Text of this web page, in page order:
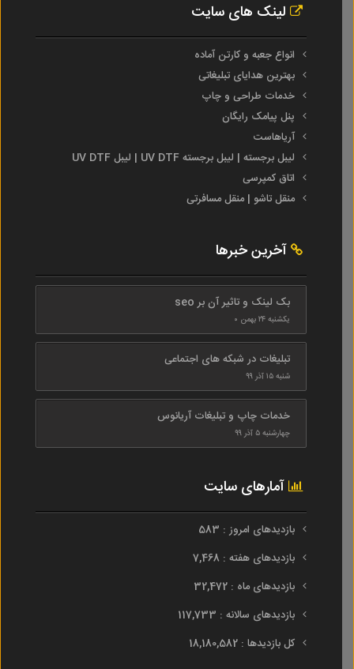
لینک های سایت
انواع جعبه و کارتن آماده
بهترین هدایای تبلیغاتی
خدمات طراحی و چاپ
پنل پیامک رایگان
آریاهاست
لیبل برجسته | لیبل برجسته UV DTF | لیبل UV DTF
اتاق کمپرسی
منقل تاشو | منقل مسافرتی
آخرین خبرها
بک لینک و تاثیر آن بر seo
یکشنبه ۲۴ بهمن ۰
تبلیغات در شبکه های اجتماعی
شنبه ۱۵ آذر ۹۹
خدمات چاپ و تبلیغات آریانوس
چهارشنبه ۵ آذر ۹۹
آمارهای سایت
بازدیدهای امروز : 583
بازدیدهای هفته : 7,468
بازدیدهای ماه : 32,472
بازدیدهای سالانه : 117,733
کل بازدیدها : 18,180,582